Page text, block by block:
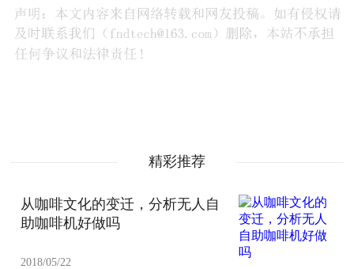
精彩推荐
从咖啡文化的变迁，分析无人自
助咖啡机好做吗
2018/05/22